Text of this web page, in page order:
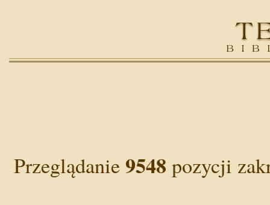
Przeglądanie 9548 pozycji